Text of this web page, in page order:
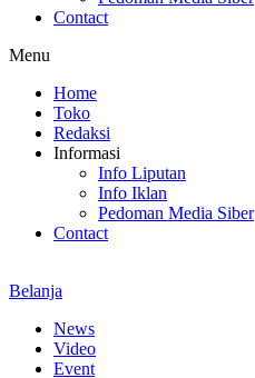
Contact
Menu
Home
Toko
Redaksi
Informasi
Info Liputan
Info Iklan
Pedoman Media Siber
Contact
Belanja
News
Video
Event